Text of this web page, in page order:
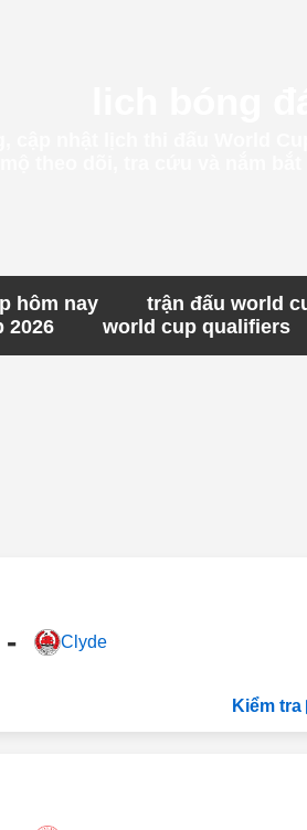
hôm nay trận đấu world
2026
world cup qualifiers
- Clyde
Kiểm tra